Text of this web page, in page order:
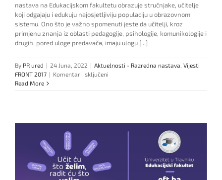
nastava na Edukacijskom fakultetu obrazuje stručnjake, učitelje
koji odgajaju i edukuju najosjetljiviju populaciju u obrazovnom
sistemu. Ono što je važno spomenuti jeste da učitelji, kroz
primjenu znanja iz oblasti pedagogije, psihologije, komunikologije i
drugih, pored uloge predavača, imaju ulogu [...]
By PR ured | 24 Juna, 2022 | Aktuelnosti - Razredna nastava Vijesti
FRONT 2017 | Komentari isključeni
učitelj
Read More